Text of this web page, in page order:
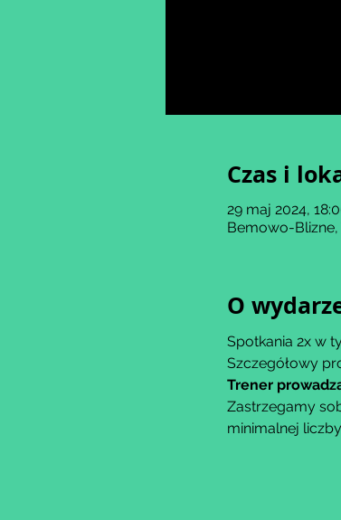
Czas i
29 maj 2024,
Bemowo-Blizne,
O
Spotkania 2x w
Szczegółowy
Trener
Zastrzegamy
minimalnej